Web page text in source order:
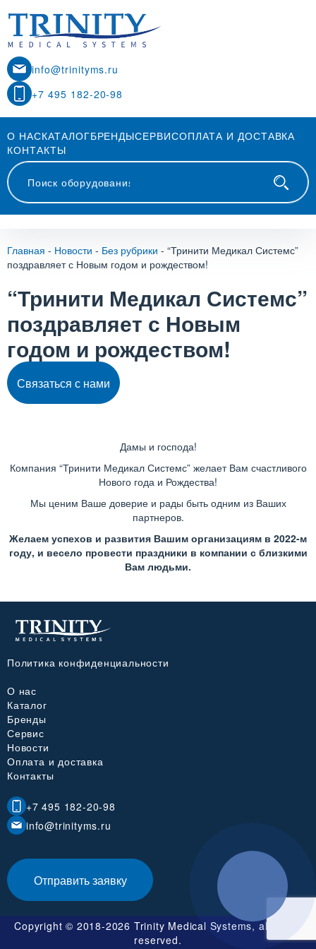
info@trinityms.ru
+7 495 182-20-98
О НАСКАТАЛОГБРЕНДЫСЕРВИСОПЛАТА И ДОСТАВКА
КОНТАКТЫ
Главная - Новости - Без рубрики - “Тринити Медикал Системс”
поздравляет с Новым годом и рождеством!
“Тринити Медикал Системс”
поздравляет с Новым
годом и рождеством!
Связаться с нами
Дамы и господа!
Компания “Тринити Медикал Системс” желает Вам счастливого
Нового года и Рождества!
Мы ценим Ваше доверие и рады быть одним из Ваших
партнеров.
Желаем успехов и развития Вашим организациям в 2022-м
году, и весело провести праздники в компании с близкими
Вам людьми.
Политика конфиденциальности
О нас
Каталог
Бренды
Сервис
Новости
Оплата и доставка
Контакты
+7 495 182-20-98
info@trinityms.ru
Отправить заявку
Copyright © 2018-2026 Trinity Medical Systems, all rights
reserved.